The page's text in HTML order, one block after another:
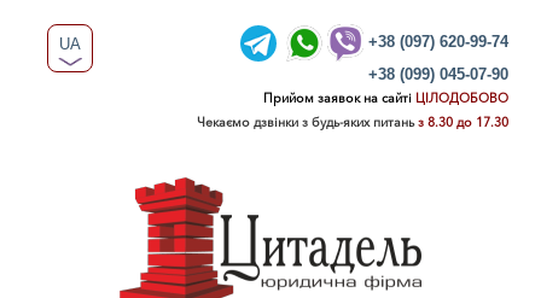
UA
+38 (097) 620-99-74
+38 (099) 045-07-90
Прийом заявок на сайті ЦІЛОДОБОВО
Чекаємо дзвінки з будь-яких питань з 8.30 до 17.30